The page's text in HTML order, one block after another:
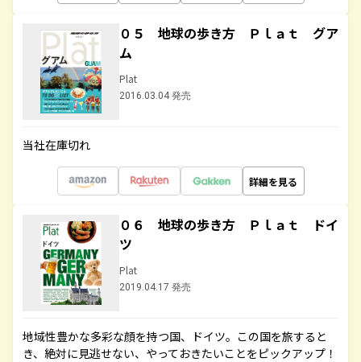
０５ 地球の歩き方 Ｐｌａｔ グア
ム
Plat
2016.03.04 発売
当社在庫切れ
詳細を見る
０６ 地球の歩き方 Ｐｌａｔ ドイ
ツ
Plat
2019.04.17 発売
地域性豊かな多彩な顔を持つ国、ドイツ。この国を旅すると
き、絶対に見逃せない、やっておきたいことをピックアップ！